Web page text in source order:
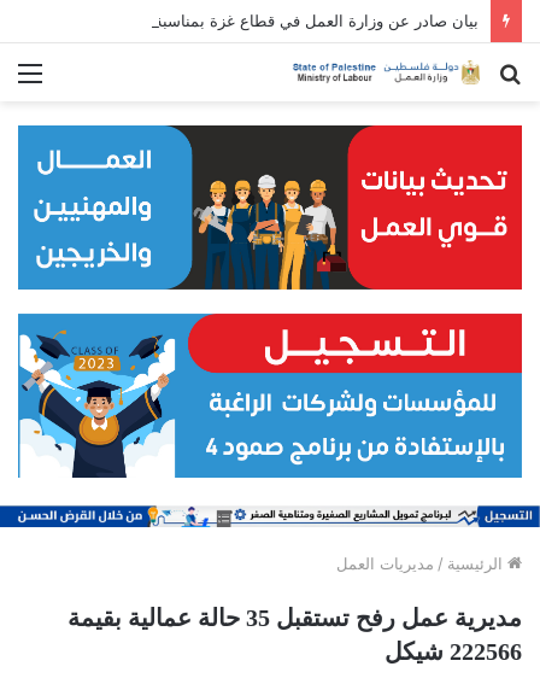
بحث
الرئيسية / مديريات العمل
مديرية عمل رفح تستقبل 35 حالة عمالية بقيمة
222566 شيكل